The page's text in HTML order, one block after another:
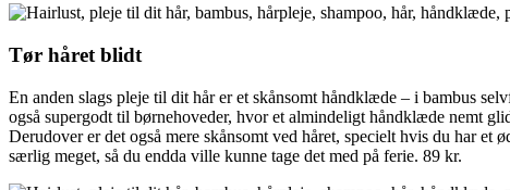
Tør håret blidt
En anden slags pleje til dit hår er et skånsomt håndklæde – i bambus
også supergodt til børnehoveder, hvor et almindeligt håndklæde nemt
Derudover er det også mere skånsomt ved håret, specielt hvis du har
særlig meget, så du endda ville kunne tage det med på ferie. 89 kr.